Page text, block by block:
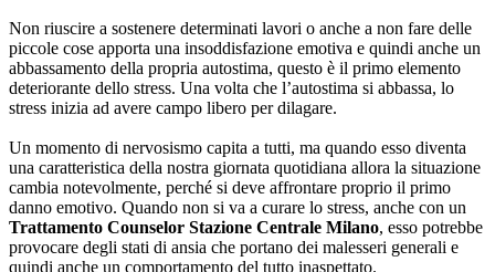
Non riuscire a sostenere determinati lavori o anche a non fare delle
piccole cose apporta una insoddisfazione emotiva e quindi anche un
abbassamento della propria autostima, questo è il primo elemento
deteriorante dello stress. Una volta che l’autostima si abbassa, lo
stress inizia ad avere campo libero per dilagare.
Un momento di nervosismo capita a tutti, ma quando esso diventa
una caratteristica della nostra giornata quotidiana allora la situazione
cambia notevolmente, perché si deve affrontare proprio il primo
danno emotivo. Quando non si va a curare lo stress, anche con un
Trattamento Counselor Stazione Centrale Milano, esso potrebbe
provocare degli stati di ansia che portano dei malesseri generali e
quindi anche un comportamento del tutto inaspettato.